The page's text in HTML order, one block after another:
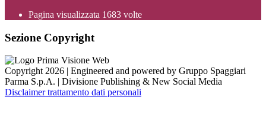
Pagina visualizzata 1683 volte
Sezione Copyright
Copyright 2026 | Engineered and powered by Gruppo Spaggiari
Parma S.p.A. | Divisione Publishing & New Social Media
Disclaimer trattamento dati personali